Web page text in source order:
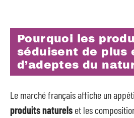
Pourquoi les
séduisent de plus
d’adeptes du
Le marché français affiche un
produits naturels et les